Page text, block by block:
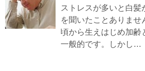
ストレスが多いと白髪
を聞いたことありませ
頃から生えはじめ加齢
一般的です。しかし…